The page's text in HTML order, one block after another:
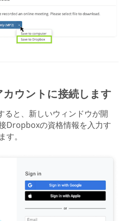
ウントに接続します
ると、新しいウィンドウが開
Dropboxの資格情報を入力す
。